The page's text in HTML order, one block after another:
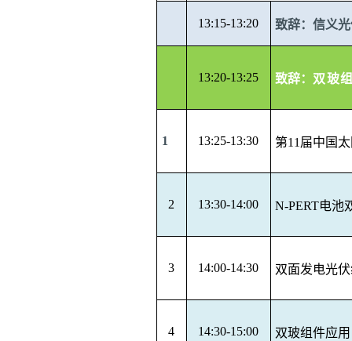
13:15-13:20 致辞：信义
13:20-13:25 致辞： 双玻
1 13:25-13:30 第11 届中国
2 13:30-14:00 N-PERT电池
3 14:00-14:30 双面发电光
4 14:30-15:00 双玻组件应